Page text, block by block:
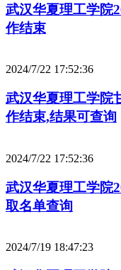
武汉华夏理工学院
作结束
2024/7/22 17:52:36
武汉华夏理工学院
作结束,结果可查询
2024/7/22 17:52:36
武汉华夏理工学院
取名单查询
2024/7/19 18:47:23